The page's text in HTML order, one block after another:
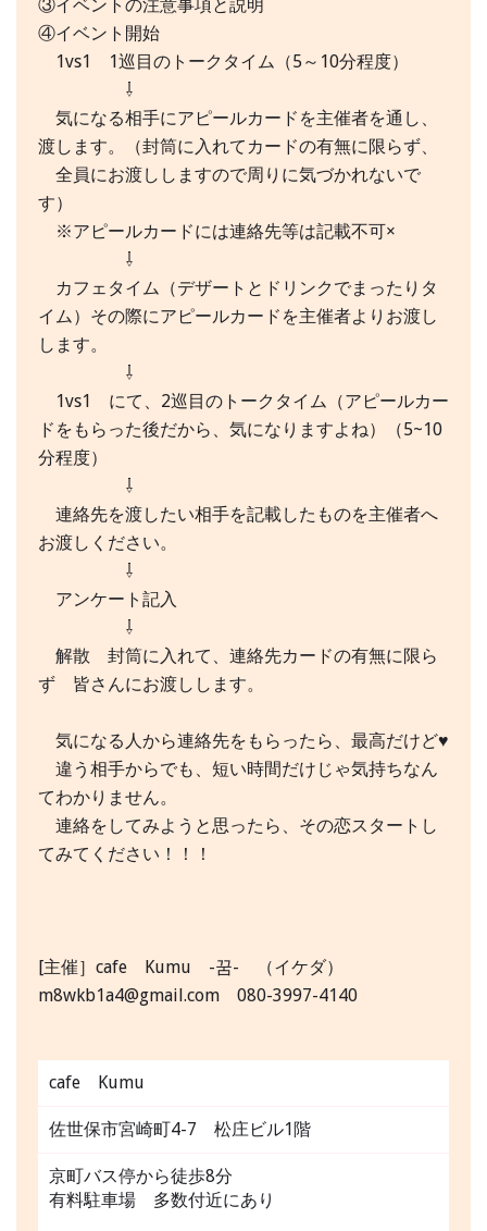
③イベントの注意事項と説明
④イベント開始
1vs1 1巡目のトークタイム（5～10分程度）
⇩
気になる相手にアピールカードを主催者を通し、
渡します。（封筒に入れてカードの有無に限らず、
全員にお渡ししますので周りに気づかれないで
す）
※アピールカードには連絡先等は記載不可×
⇩
カフェタイム（デザートとドリンクでまったりタ
イム）その際にアピールカードを主催者よりお渡し
します。
⇩
1vs1 にて、2巡目のトークタイム（アピールカー
ドをもらった後だから、気になりますよね）（5~10
分程度）
⇩
連絡先を渡したい相手を記載したものを主催者へ
お渡しください。
⇩
アンケート記入
⇩
解散 封筒に入れて、連絡先カードの有無に限ら
ず 皆さんにお渡しします。
気になる人から連絡先をもらったら、最高だけど♥
違う相手からでも、短い時間だけじゃ気持ちなん
てわかりません。
連絡をしてみようと思ったら、その恋スタートし
てみてください！！！
[主催］cafe Kumu -꿈- （イケダ）
m8wkb1a4@gmail.com 080-3997-4140
cafe Kumu
佐世保市宮崎町4-7 松庄ビル1階
京町バス停から徒歩8分
有料駐車場 多数付近にあり